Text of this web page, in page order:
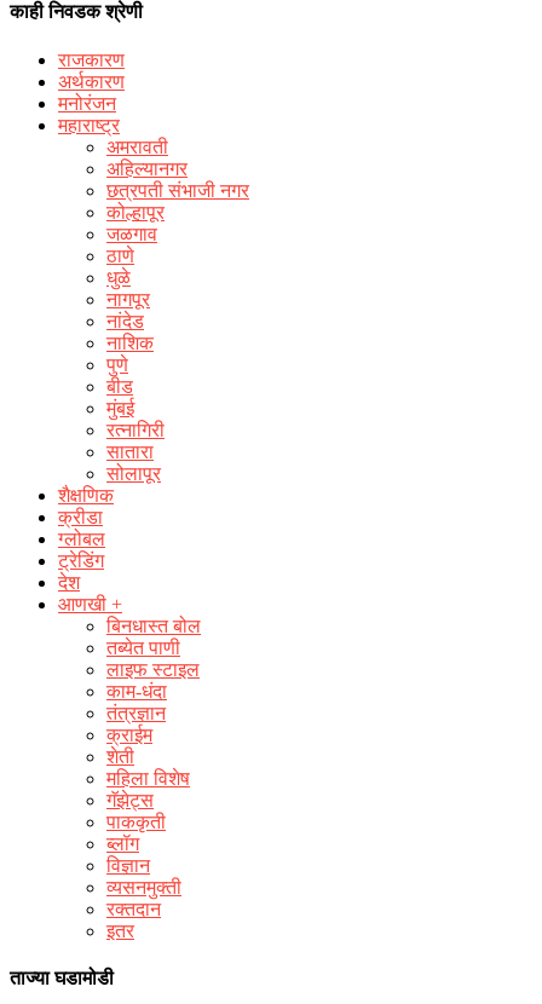
काही निवडक श्रेणी
राजकारण
अर्थकारण
मनोरंजन
महाराष्ट्र
अमरावती
अहिल्यानगर
छत्रपती संभाजी नगर
कोल्हापूर
जळगाव
ठाणे
धुळे
नागपूर
नांदेड
नाशिक
पुणे
बीड
मुंबई
रत्नागिरी
सातारा
सोलापूर
शैक्षणिक
क्रीडा
ग्लोबल
ट्रेडिंग
देश
आणखी +
बिनधास्त बोल
तब्येत पाणी
लाइफ स्टाइल
काम-धंदा
तंत्रज्ञान
क्राईम
शेती
महिला विशेष
गॅझेट्स
पाककृती
ब्लॉग
विज्ञान
व्यसनमुक्ती
रक्‍तदान
इतर
ताज्या घडामोडी